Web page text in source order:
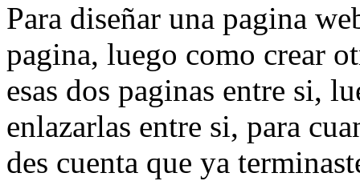
Para diseñar una pagina
pagina, luego como crear
esas dos paginas entre si,
enlazarlas entre si, para
des cuenta que ya